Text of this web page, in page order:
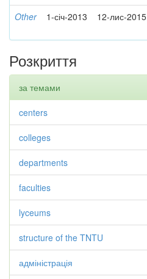
Other 1-січ-2013 12-лис-2015
Розкриття
за темами
centers
colleges
departments
faculties
lyceums
structure of the TNTU
адміністрація